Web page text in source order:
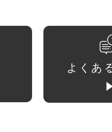
よくあ